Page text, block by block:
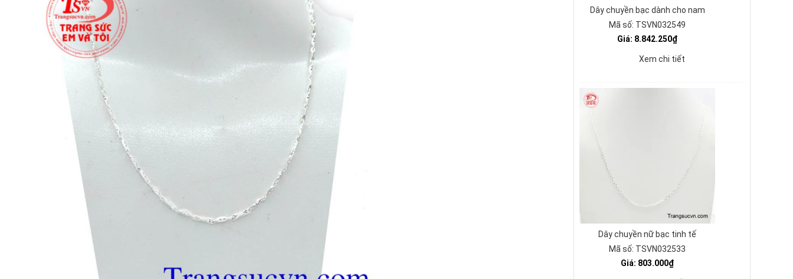
Dây chuyền bạc dành cho nam
Mã số: TSVN032549
Giá: 8.842.250₫
Xem chi tiết
Dây chuyền nữ bạc tinh tế
Mã số: TSVN032533
Giá: 803.000₫